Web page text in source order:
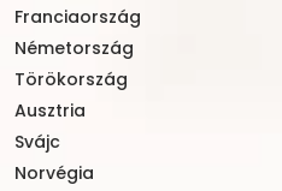
Franciaország
Németország
Törökország
Ausztria
Svájc
Norvégia